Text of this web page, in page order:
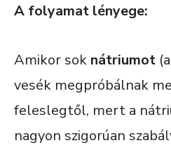
A folyamat lényege:
Amikor sok nátriumot
vesék megpróbálnak
feleslegtől, mert a
nagyon szigorúan